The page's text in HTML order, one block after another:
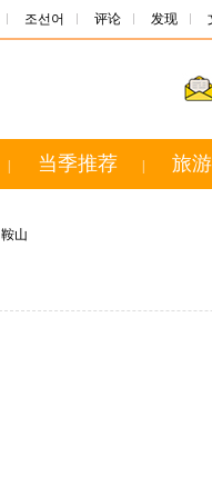
조선어 评论 发现
当季推荐 旅
鞍山